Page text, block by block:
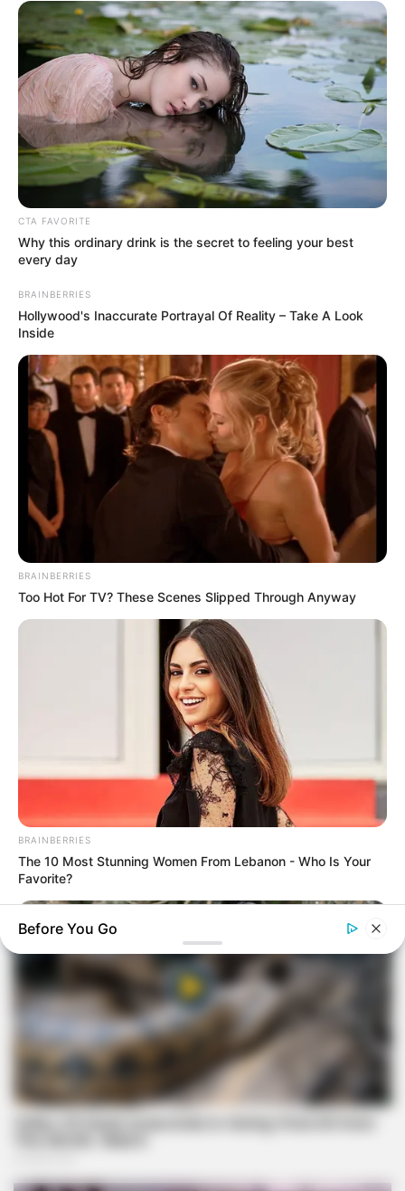
CTA FAVORITE
Why this ordinary drink is the secret to feeling your best
every day
BRAINBERRIES
Hollywood's Inaccurate Portrayal Of Reality – Take A Look
Inside
BRAINBERRIES
Too Hot For TV? These Scenes Slipped Through Anyway
BRAINBERRIES
The 10 Most Stunning Women From Lebanon - Who Is Your
Favorite?
BRAINBERRIES
Before You Go